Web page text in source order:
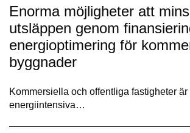
Enorma möjligheter att
utsläppen genom
energioptimering för
byggnader
Kommersiella och offentliga fastigheter är
energiintensiva…